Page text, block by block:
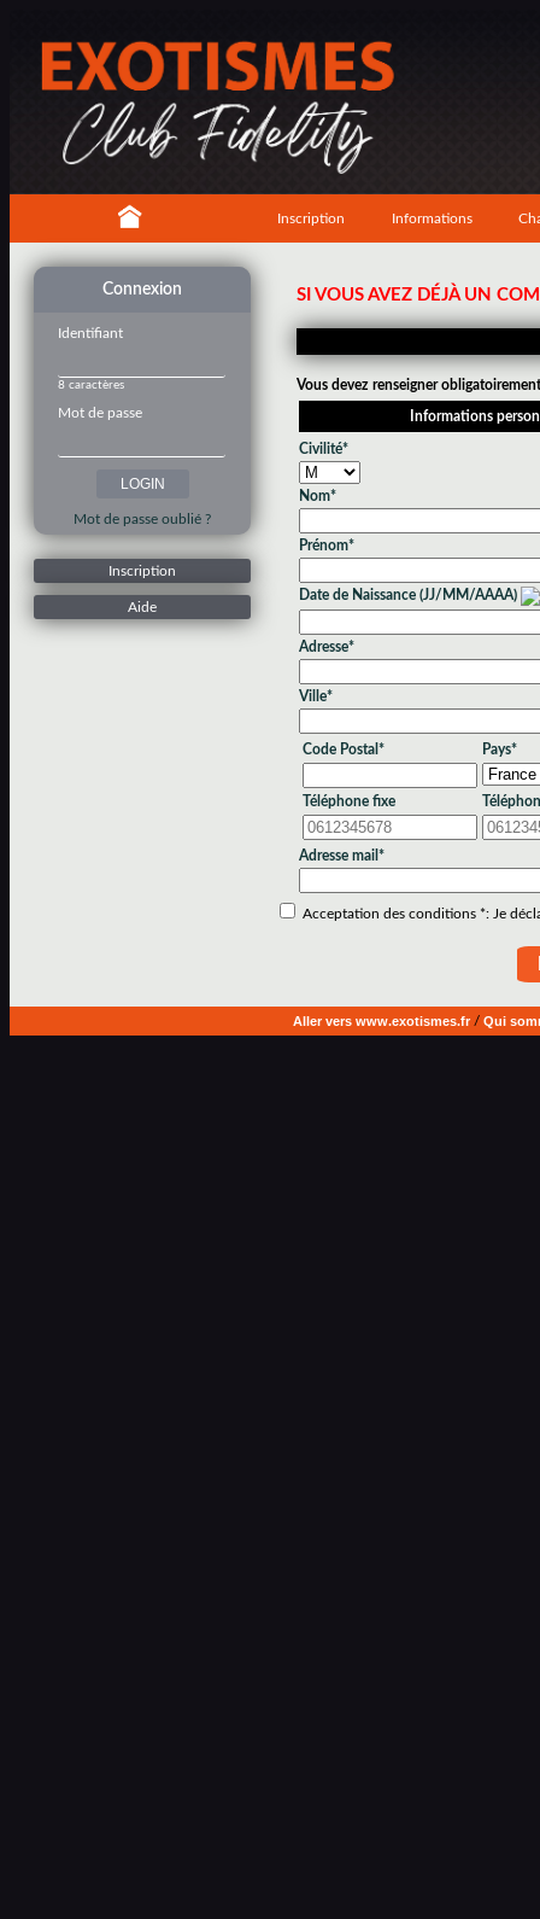
Inscription Informations
Connexion
Identifiant
8 caractères
Mot de passe
Mot de passe oublié ?
Inscription
Aide
SI VOUS AVEZ DÉJÀ UN
Vous devez renseigner
Informations
Civilité*
Nom*
Prénom*
Date de Naissance (JJ/MM/AAAA)
Adresse*
Ville*
Code Postal* Pays*
Téléphone fixe
Adresse mail*
Acceptation des conditions *: Je
Aller vers www.exotismes.fr/ Qui